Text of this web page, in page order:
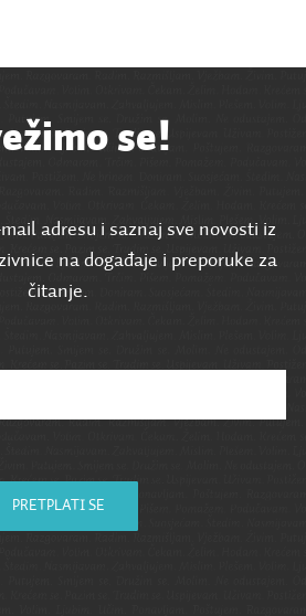
se!
adresu i saznaj sve novosti iz
na događaje i preporuke za
čitanje.
PRETPLATI SE